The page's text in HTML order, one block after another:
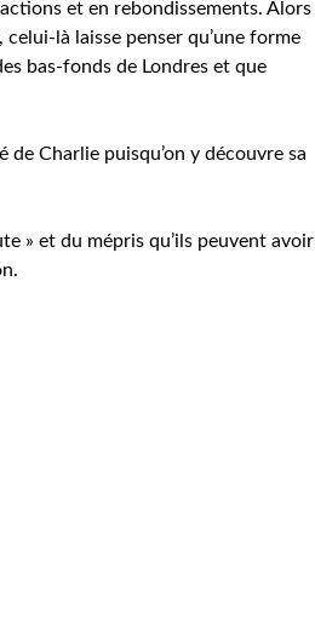
et en rebondissements. Alors
là laisse penser qu’une forme
bas-fonds de Londres et que
Charlie puisqu’on y découvre sa
» et du mépris qu’ils peuvent avoir